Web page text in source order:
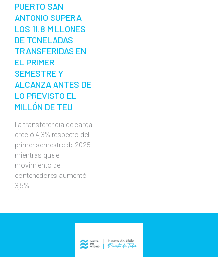
PUERTO SAN
ANTONIO SUPERA
LOS 11,8 MILLONES
DE TONELADAS
TRANSFERIDAS EN
EL PRIMER
SEMESTRE Y
ALCANZA ANTES DE
LO PREVISTO EL
MILLÓN DE TEU
La transferencia de carga
creció 4,3% respecto del
primer semestre de 2025,
mientras que el
movimiento de
contenedores aumentó
3,5%.